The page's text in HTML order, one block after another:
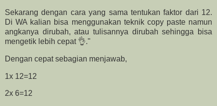
Sekarang dengan cara yang sama tentukan faktor dari 12.
Di WA kalian bisa menggunakan teknik copy paste namun
angkanya dirubah, atau tulisannya dirubah sehingga bisa
mengetik lebih cepat 👌."
Dengan cepat sebagian menjawab,
1x 12=12
2x 6=12